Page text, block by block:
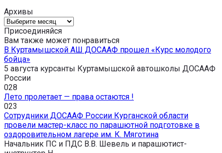
Архивы
Архивы
Присоединяйся
Вам также может понравиться
В Куртамышской АШ ДОСААФ прошел «Курс молодого
бойца»
5 августа курсанты Куртамышской автошколы ДОСААФ
России
028
Лето пролетает — права остаются !
023
Сотрудники ДОСААФ России Курганской области
провели мастер-класс по парашютной подготовке в
оздоровительном лагере им. К. Мяготина
Начальник ПС и ПДС В.В. Шевель и парашютист-